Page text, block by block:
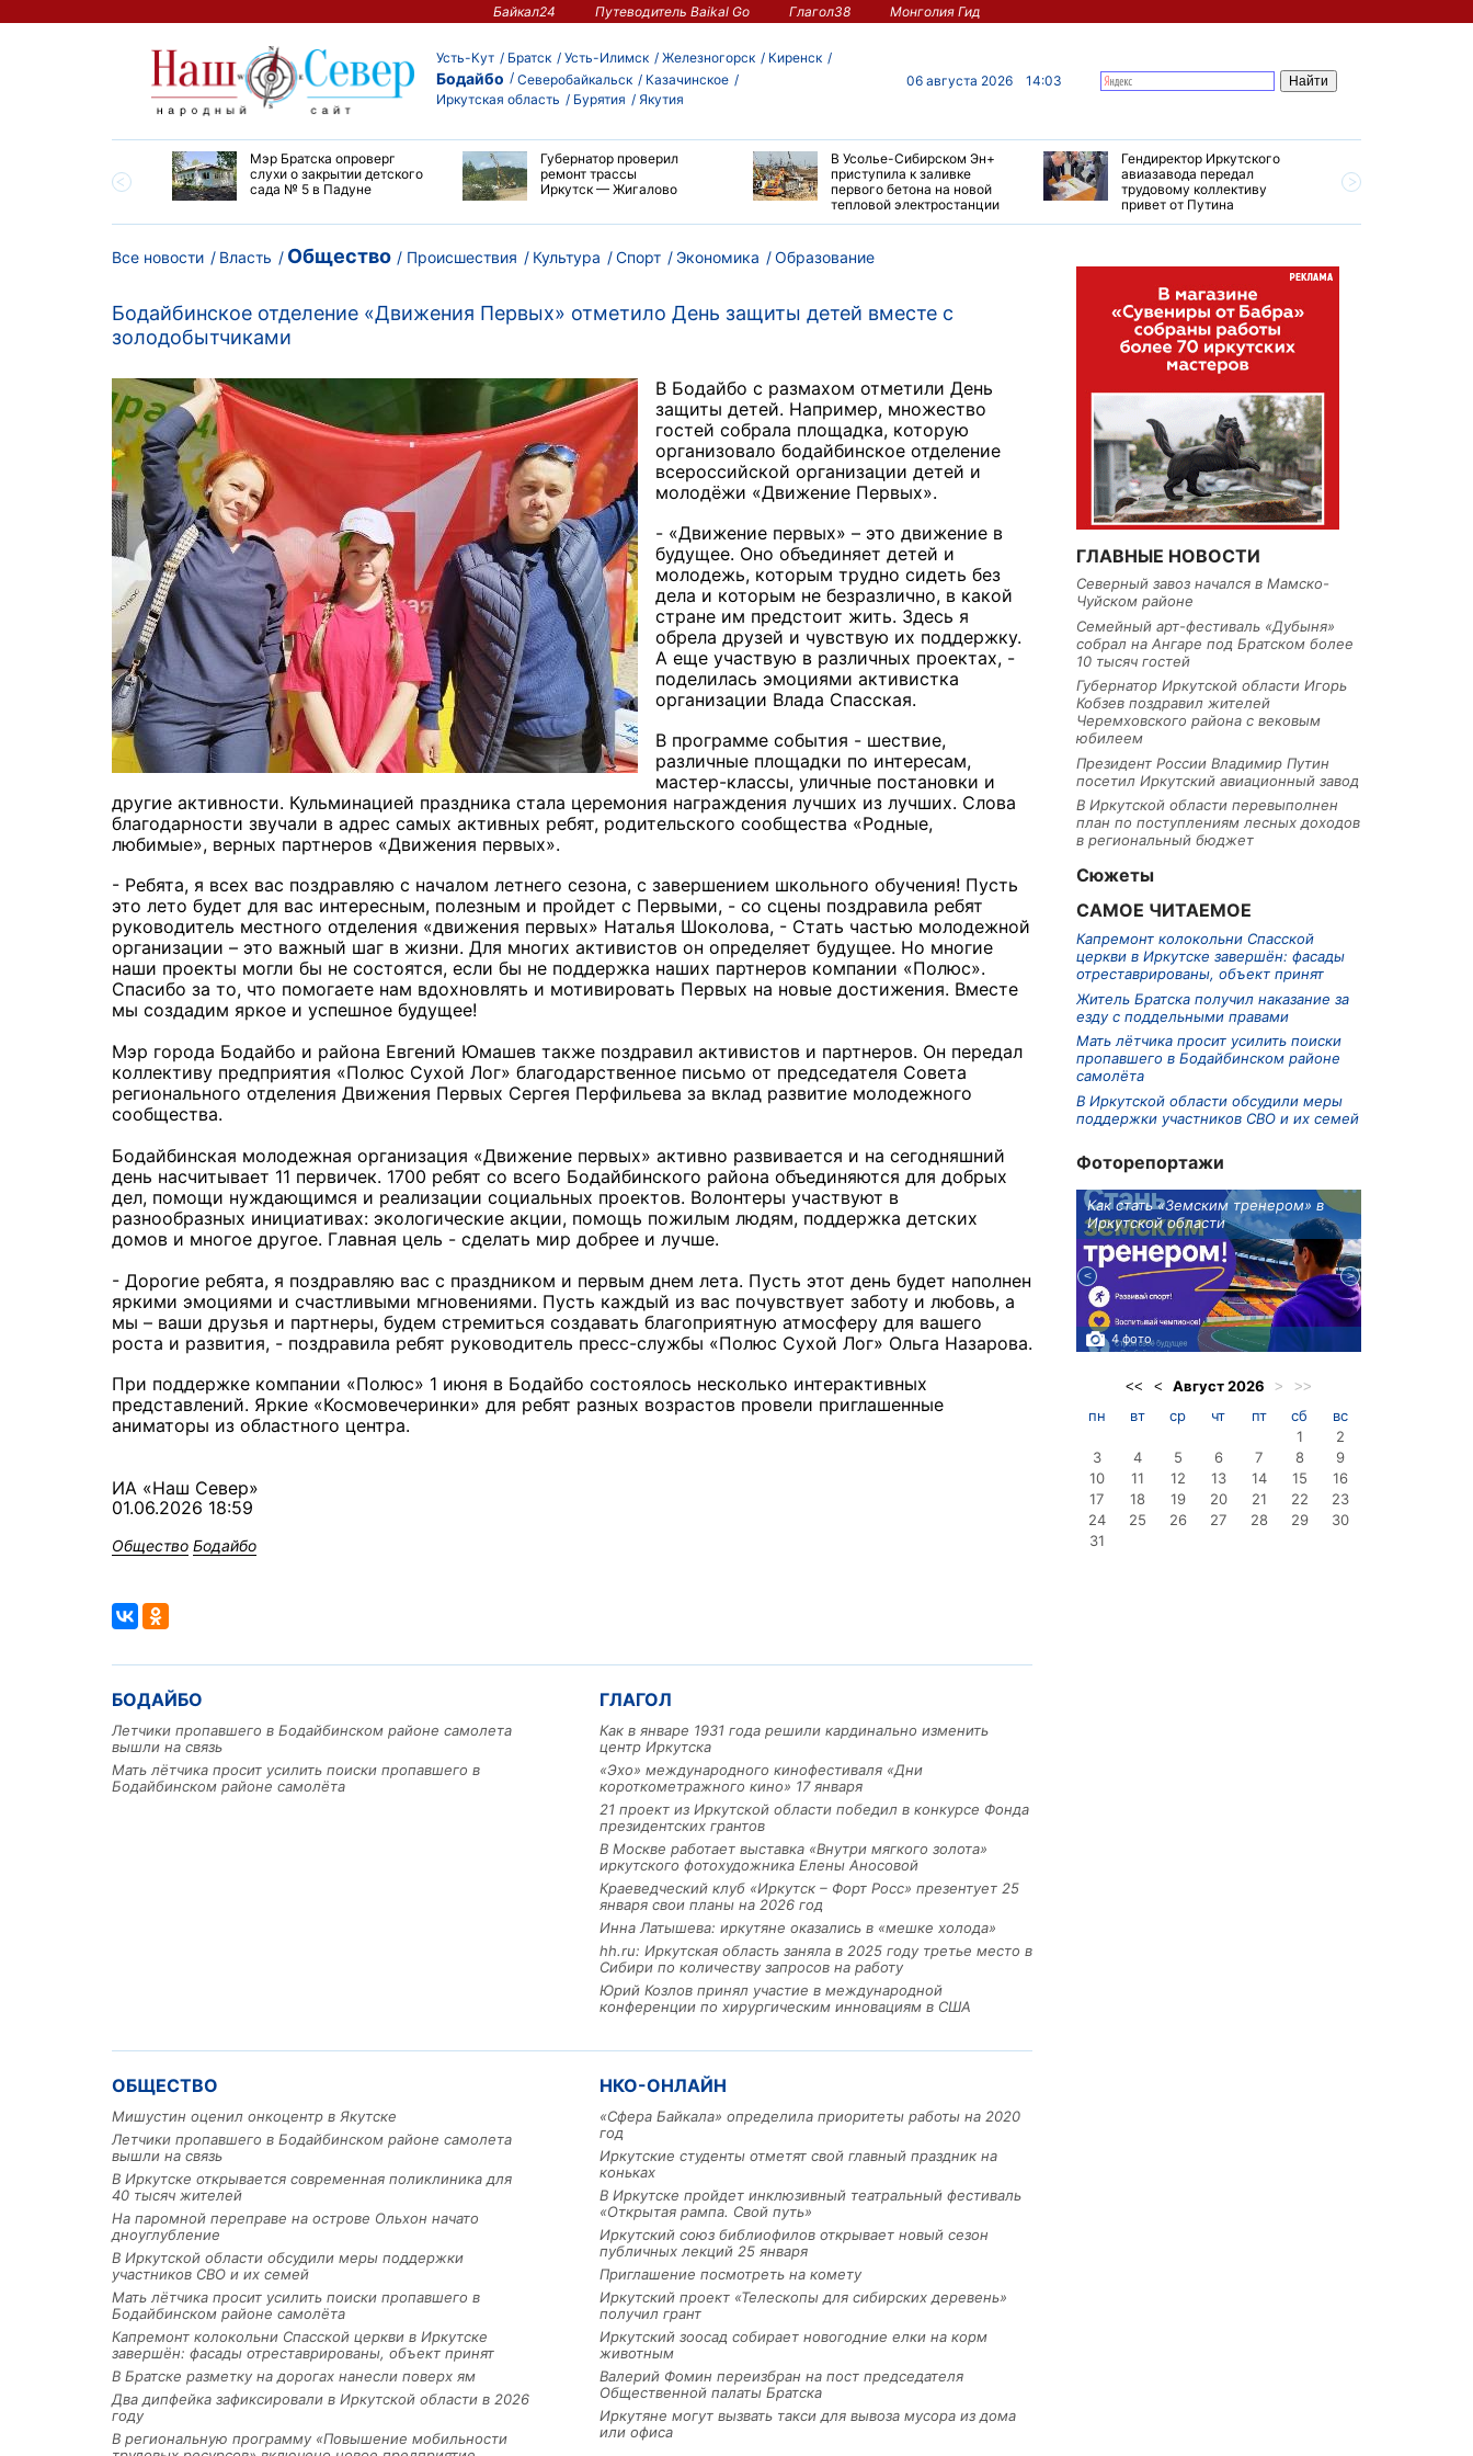
Байкал24 Путеводитель Baikal Go Глагол38 Монголия Гид
Усть-Кут Братск Усть-Илимск Железногорск Киренск
Бодайбо Северобайкальск
Казачинское
Иркутская область
Бурятия Якутия
06 августа 2026 14:03
Мэр Братска опроверг
слухи о закрытии детского
сада № 5 в Падуне
Губернатор проверил
ремонт трассы
Иркутск — Жигалово
В Усолье-Сибирском Эн+
приступила к заливке
первого бетона на новой
тепловой электростанции
Гендиректор Иркутского
авиазавода передал
трудовому коллективу
привет от Путина
Все новости Власть Общество Происшествия Культура Спорт Экономика Образование
Бодайбинское отделение «Движения Первых» отметило День защиты детей вместе с
золодобытчиками
В Бодайбо с размахом отметили День
защиты детей. Например, множество
гостей собрала площадка, которую
организовало бодайбинское отделение
всероссийской организации детей и
молодёжи «Движение Первых».
- «Движение первых» – это движение в
будущее. Оно объединяет детей и
молодежь, которым трудно сидеть без
дела и которым не безразлично, в какой
стране им предстоит жить. Здесь я
обрела друзей и чувствую их поддержку.
А еще участвую в различных проектах, -
поделилась эмоциями активистка
организации Влада Спасская.
В программе события - шествие,
различные площадки по интересам,
мастер-классы, уличные постановки и
другие активности. Кульминацией праздника стала церемония награждения лучших из лучших. Слова
благодарности звучали в адрес самых активных ребят, родительского сообщества «Родные,
любимые», верных партнеров «Движения первых».
- Ребята, я всех вас поздравляю с началом летнего сезона, с завершением школьного обучения! Пусть
это лето будет для вас интересным, полезным и пройдет с Первыми, - со сцены поздравила ребят
руководитель местного отделения «движения первых» Наталья Шоколова, - Стать частью молодежной
организации – это важный шаг в жизни. Для многих активистов он определяет будущее. Но многие
наши проекты могли бы не состоятся, если бы не поддержка наших партнеров компании «Полюс».
Спасибо за то, что помогаете нам вдохновлять и мотивировать Первых на новые достижения. Вместе
мы создадим яркое и успешное будущее!
Мэр города Бодайбо и района Евгений Юмашев также поздравил активистов и партнеров. Он передал
коллективу предприятия «Полюс Сухой Лог» благодарственное письмо от председателя Совета
регионального отделения Движения Первых Сергея Перфильева за вклад развитие молодежного
сообщества.
Бодайбинская молодежная организация «Движение первых» активно развивается и на сегодняшний
день насчитывает 11 первичек. 1700 ребят со всего Бодайбинского района объединяются для добрых
дел, помощи нуждающимся и реализации социальных проектов. Волонтеры участвуют в
разнообразных инициативах: экологические акции, помощь пожилым людям, поддержка детских
домов и многое другое. Главная цель - сделать мир добрее и лучше.
- Дорогие ребята, я поздравляю вас с праздником и первым днем лета. Пусть этот день будет наполнен
яркими эмоциями и счастливыми мгновениями. Пусть каждый из вас почувствует заботу и любовь, а
мы – ваши друзья и партнеры, будем стремиться создавать благоприятную атмосферу для вашего
роста и развития, - поздравила ребят руководитель пресс-службы «Полюс Сухой Лог» Ольга Назарова.
При поддержке компании «Полюс» 1 июня в Бодайбо состоялось несколько интерактивных
представлений. Яркие «Космовечеринки» для ребят разных возрастов провели приглашенные
аниматоры из областного центра.
ИА «Наш Север»
01.06.2026 18:59
Общество Бодайбо
БОДАЙБО
Летчики пропавшего в Бодайбинском районе самолета
вышли на связь
Мать лётчика просит усилить поиски пропавшего в
Бодайбинском районе самолёта
ГЛАГОЛ
Как в январе 1931 года решили кардинально изменить
центр Иркутска
«Эхо» международного кинофестиваля «Дни
короткометражного кино» 17 января
21 проект из Иркутской области победил в конкурсе Фонда
президентских грантов
В Москве работает выставка «Внутри мягкого золота»
иркутского фотохудожника Елены Аносовой
Краеведческий клуб «Иркутск – Форт Росс» презентует 25
января свои планы на 2026 год
Инна Латышева: иркутяне оказались в «мешке холода»
hh.ru: Иркутская область заняла в 2025 году третье место в
Сибири по количеству запросов на работу
Юрий Козлов принял участие в международной
конференции по хирургическим инновациям в США
ОБЩЕСТВО
Мишустин оценил онкоцентр в Якутске
Летчики пропавшего в Бодайбинском районе самолета
вышли на связь
В Иркутске открывается современная поликлиника для
40 тысяч жителей
На паромной переправе на острове Ольхон начато
дноуглубление
В Иркутской области обсудили меры поддержки
участников СВО и их семей
Мать лётчика просит усилить поиски пропавшего в
Бодайбинском районе самолёта
Капремонт колокольни Спасской церкви в Иркутске
завершён: фасады отреставрированы, объект принят
В Братске разметку на дорогах нанесли поверх ям
Два дипфейка зафиксировали в Иркутской области в 2026
году
В региональную программу «Повышение мобильности
НКО-ОНЛАЙН
«Сфера Байкала» определила приоритеты работы на 2020
год
Иркутские студенты отметят свой главный праздник на
коньках
В Иркутске пройдет инклюзивный театральный фестиваль
«Открытая рампа. Свой путь»
Иркутский союз библиофилов открывает новый сезон
публичных лекций 25 января
Приглашение посмотреть на комету
Иркутский проект «Телескопы для сибирских деревень»
получил грант
Иркутский зоосад собирает новогодние елки на корм
животным
Валерий Фомин переизбран на пост председателя
Общественной палаты Братска
Иркутяне могут вызвать такси для вывоза мусора из дома
или офиса
ГЛАВНЫЕ НОВОСТИ
Северный завоз начался в Мамско-
Чуйском районе
Семейный арт-фестиваль «Дубыня»
собрал на Ангаре под Братском более
10 тысяч гостей
Губернатор Иркутской области Игорь
Кобзев поздравил жителей
Черемховского района с вековым
юбилеем
Президент России Владимир Путин
посетил Иркутский авиационный завод
В Иркутской области перевыполнен
план по поступлениям лесных доходов
в региональный бюджет
Сюжеты
САМОЕ ЧИТАЕМОЕ
Капремонт колокольни Спасской
церкви в Иркутске завершён: фасады
отреставрированы, объект принят
Житель Братска получил наказание за
езду с поддельными правами
Мать лётчика просит усилить поиски
пропавшего в Бодайбинском районе
самолёта
В Иркутской области обсудили меры
поддержки участников СВО и их семей
Фоторепортажи
Льготный заём в 9 миллионов
рублей получит
3 фото
Как стать «Земским тренером» в
Иркутской области
4 фото
<< < Август2026 > >>
пн вт ср чт пт сб
вс
1
2
3
4 5 6 7 8
9
10
11 12 13 14 15
16
17
18 19 20 21 22
23
24
25 26 27 28 29
30
31